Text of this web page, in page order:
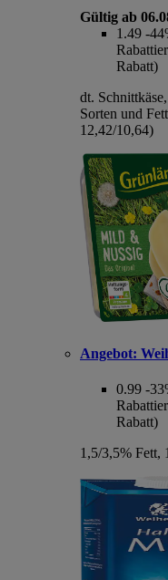
Gültig ab
1.49 -
Rabatt)
dt.
Sorten und
12,42/10,64)
Angebot:
0.99 -
Rabatt)
1,5/3,5% Fett,